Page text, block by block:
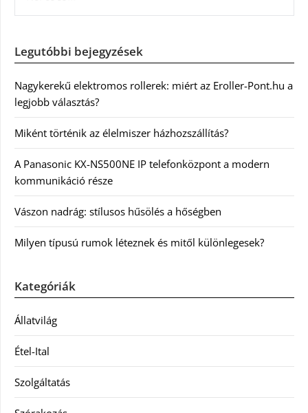
Legutóbbi bejegyzések
Nagykerekű elektromos rollerek: miért az Eroller-Pont.hu a
legjobb választás?
Miként történik az élelmiszer házhozszállítás?
A Panasonic KX-NS500NE IP telefonközpont a modern
kommunikáció része
Vászon nadrág: stílusos hűsölés a hőségben
Milyen típusú rumok léteznek és mitől különlegesek?
Kategóriák
Állatvilág
Étel-Ital
Szolgáltatás